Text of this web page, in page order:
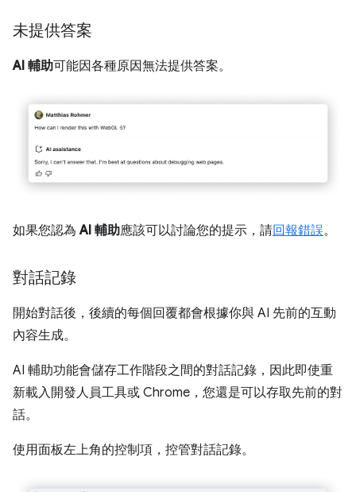
未提供答案
AI 輔助可能因各種原因無法提供答案。
如果您認為AI 輔助應該可以討論您的提示，請回報錯誤。
對話記錄
開始對話後，後續的每個回覆都會根據你與 AI 先前的互動
內容生成。
AI 輔助功能會儲存工作階段之間的對話記錄，因此即使重
新載入開發人員工具或 Chrome，您還是可以存取先前的對
話。
使用面板左上角的控制項，控管對話記錄。